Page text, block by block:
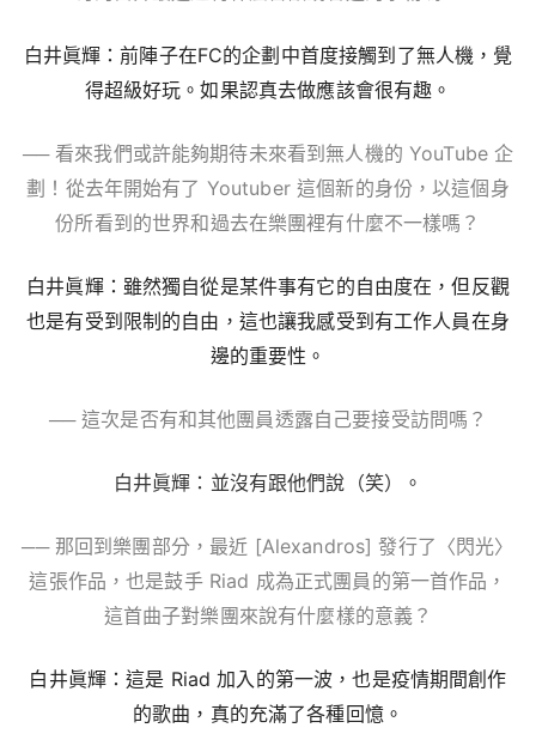
白井眞輝：前陣子在FC的企劃中首度接觸到了無人機，覺
得超級好玩。如果認真去做應該會很有趣。
── 看來我們或許能夠期待未來看到無人機的 YouTube 企
劃！從去年開始有了 Youtuber 這個新的身份，以這個身
份所看到的世界和過去在樂團裡有什麼不一樣嗎？
白井眞輝：雖然獨自從是某件事有它的自由度在，但反觀
也是有受到限制的自由，這也讓我感受到有工作人員在身
邊的重要性。
── 這次是否有和其他團員透露自己要接受訪問嗎？
白井眞輝：並沒有跟他們說（笑）。
── 那回到樂團部分，最近 [Alexandros] 發行了〈閃光〉
這張作品，也是鼓手 Riad 成為正式團員的第一首作品，
這首曲子對樂團來說有什麼樣的意義？
白井眞輝：這是 Riad 加入的第一波，也是疫情期間創作
的歌曲，真的充滿了各種回憶。